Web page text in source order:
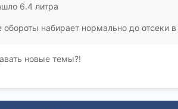
6.4 литра
обороты набирает нормально до отсеки
новые темы?!